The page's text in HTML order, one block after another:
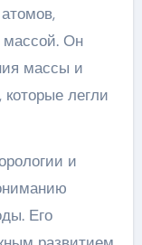
массой. Он
массы и
легли
и
Его